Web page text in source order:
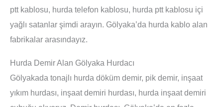
ptt kablosu, hurda telefon kablosu, hurda ptt kablosu içi
yağlı satanlar şimdi arayın. Gölyaka’da hurda kablo alan
fabrikalar arasındayız.
Hurda Demir Alan Gölyaka Hurdacı
Gölyakada tonajlı hurda döküm demir, pik demir, inşaat
yıkım hurdası, inşaat demiri hurdası, hurda inşaat demiri